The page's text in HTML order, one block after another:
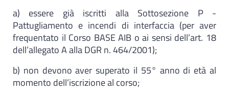
a) essere già iscritti alla Sottosezione P -
Pattugliamento e incendi di interfaccia (per aver
frequentato il Corso BASE AIB o ai sensi dell’art. 18
dell’allegato A alla DGR n. 464/2001);
b) non devono aver superato il 55° anno di età al
momento dell’iscrizione al corso;